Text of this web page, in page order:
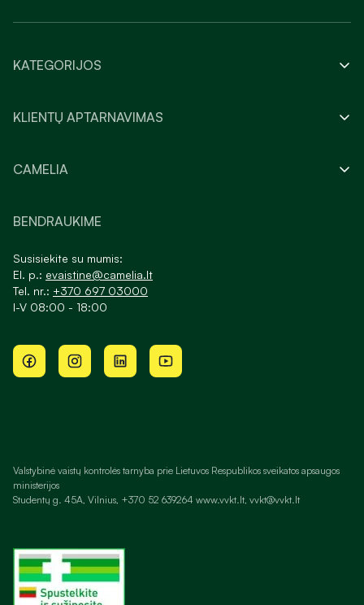
KATEGORIJOS
KLIENTŲ APTARNAVIMAS
CAMELIA
BENDRAUKIME
Susisiekite su mumis:
El. p.: evaistine@camelia.lt
Tel. nr.: +370 697 03000
I-V 08:00 - 18:00
Valstybinė vaistų kontrolės tarnyba prie Lietuvos Respublikos sveikatos apsaugos
ministerijos
Studentų g. 45A, Vilnius, +370 52 639264 www.vvkt.lt, vvkt@vvkt.lt